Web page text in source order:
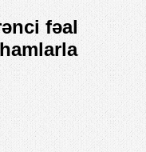
fəal